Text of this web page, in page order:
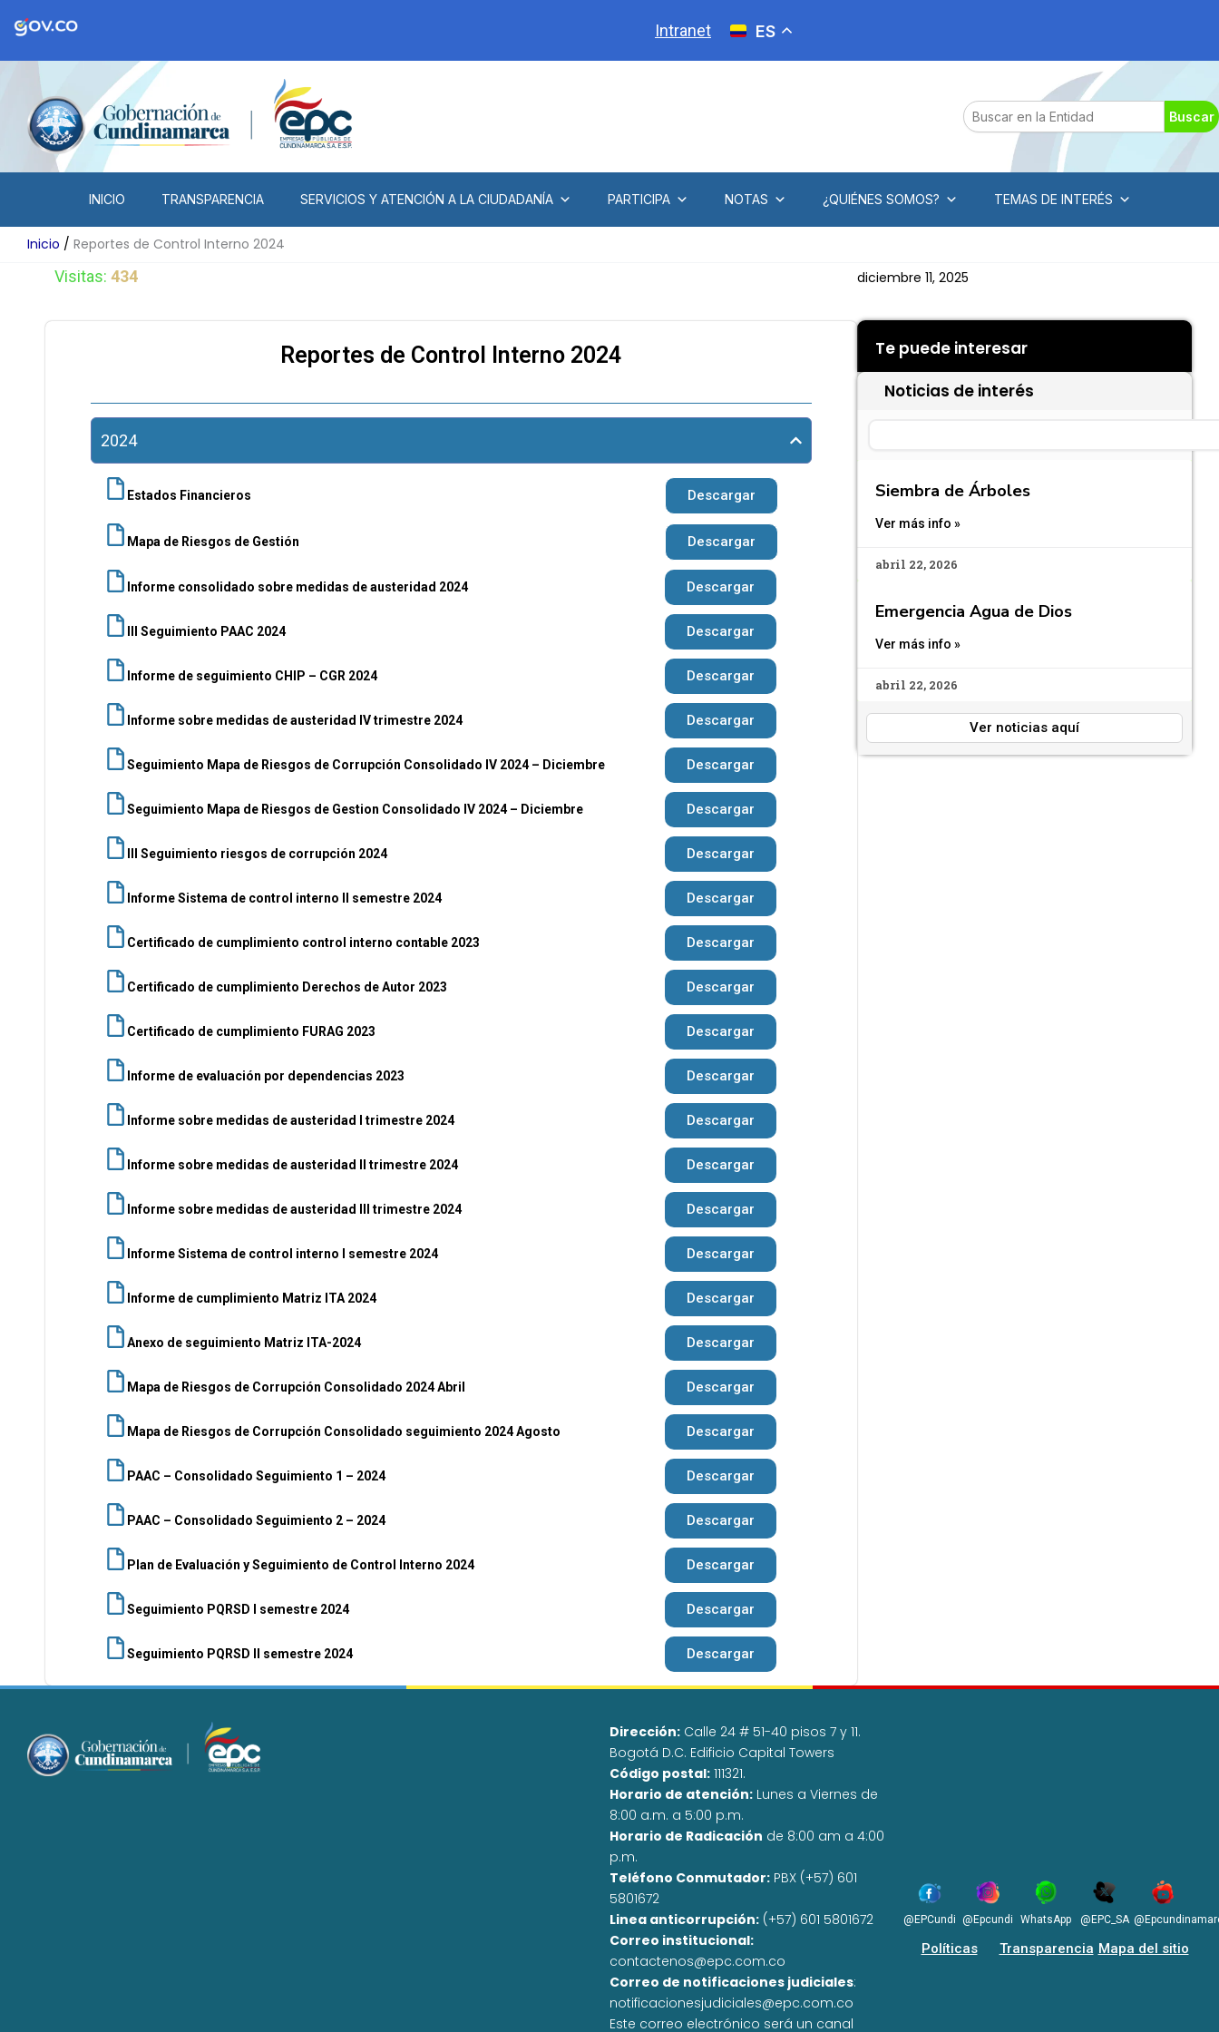
contenido
Intranet ES
Search Buscar
INICIO TRANSPARENCIA SERVICIOS Y ATENCIÓN A LA CIUDADANÍA PARTICIPA NOTAS ¿QUIÉNES SOMOS? TEMAS DE INTERÉS
Inicio
Reportes de Control Interno 2024
diciembre 11, 2025
Te puede interesar
Noticias de interés
Siembra de Árboles
Ver más info »
abril 22, 2026
Emergencia Agua de Dios
Ver más info »
abril 22, 2026
Ver noticias aquí
Visitas: 434
Reportes de Control Interno 2024
2024
Estados Financieros Descargar
Mapa de Riesgos de Gestión Descargar
Informe consolidado sobre medidas de austeridad 2024 Descargar
III Seguimiento PAAC 2024 Descargar
Informe de seguimiento CHIP – CGR 2024 Descargar
nforme sobre medidas de austeridad IV trimestre 2024 Descargar
Seguimiento Mapa de Riesgos de Corrupción Consolidado IV 2024 – Diciembre Descargar
Seguimiento Mapa de Riesgos de Gestion Consolidado IV 2024 – Diciembre Descargar
III Seguimiento riesgos de corrupción 2024 Descargar
Informe Sistema de control interno II semestre 2024 Descargar
Certificado de cumplimiento control interno contable 2023 Descargar
Certificado de cumplimiento Derechos de Autor 2023 Descargar
Certificado de cumplimiento FURAG 2023 Descargar
Informe de evaluación por dependencias 2023 Descargar
Informe sobre medidas de austeridad I trimestre 2024 Descargar
Informe sobre medidas de austeridad II trimestre 2024 Descargar
Informe sobre medidas de austeridad III trimestre 2024 Descargar
Informe Sistema de control interno I semestre 2024 Descargar
Informe de cumplimiento Matriz ITA 2024 Descargar
Anexo de seguimiento Matriz ITA-2024 Descargar
Mapa de Riesgos de Corrupción Consolidado 2024 Abril Descargar
Mapa de Riesgos de Corrupción Consolidado seguimiento 2024 Agosto Descargar
PAAC – Consolidado Seguimiento 1 – 2024 Descargar
PAAC – Consolidado Seguimiento 2 – 2024 Descargar
Plan de Evaluación y Seguimiento de Control Interno 2024 Descargar
Seguimiento PQRSD I semestre 2024 Descargar
Seguimiento PQRSD II semestre 2024 Descargar
Dirección: Calle 24 # 51-40 pisos 7 y 11.
Bogotá D.C. Edificio Capital Towers
Código postal: 111321.
Horario de atención: Lunes a Viernes de
8:00 a.m. a 5:00 p.m.
Horario de Radicación de 8:00 am a 4:00
p.m.
Teléfono Conmutador: PBX (+57) 601
5801672
Linea anticorrupción: (+57) 601 5801672
Correo institucional:
contactenos@epc.com.co
Correo de notificaciones judiciales:
notificacionesjudiciales@epc.com.co
Este correo electrónico será un canal
@EPCundi @Epcundi WhatsApp @EPC_SA
Políticas Transparencia Mapa del sitio